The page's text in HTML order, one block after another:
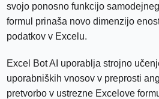
svojo ponosno funkcijo
formul prinaša novo dimenzijo
podatkov v Excelu.
Excel Bot AI uporablja strojno
uporabniških vnosov v preprosti
pretvorbo v ustrezne Excelove